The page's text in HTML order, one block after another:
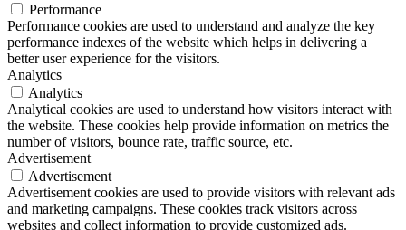
Performance
Performance cookies are used to understand and analyze the key
performance indexes of the website which helps in delivering a
better user experience for the visitors.
Analytics
Analytics
Analytical cookies are used to understand how visitors interact with
the website. These cookies help provide information on metrics the
number of visitors, bounce rate, traffic source, etc.
Advertisement
Advertisement
Advertisement cookies are used to provide visitors with relevant ads
and marketing campaigns. These cookies track visitors across
websites and collect information to provide customized ads.